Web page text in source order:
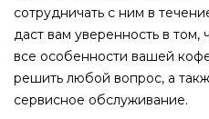
сотрудничать с ним в
даст вам уверенность в том,
все особенности вашей
решить любой вопрос, а
сервисное обслуживание.